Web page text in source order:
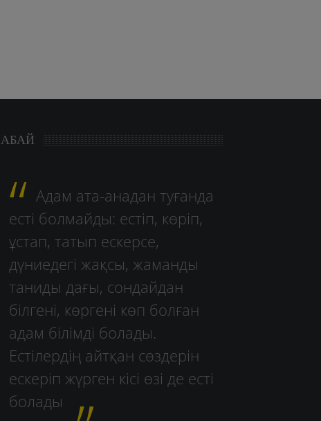
АБАЙ
Адам ата-анадан туғанда
есті болмайды: естіп, көріп,
ұстап, татып ескерсе,
дүниедегі жақсы, жаманды
таниды дағы, сондайдан
білгені, көргені көп болған
адам білімді болады.
Естілердің айтқан сөздерін
ескеріп жүрген кісі өзі де есті
болады